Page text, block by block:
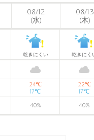
08/12
(水)
08/13
(木)
乾きにくい 乾きにく
24℃
17℃
22℃
17℃
40% 40%